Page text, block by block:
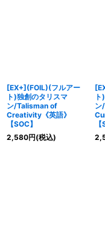
[EX+](FOIL)(フルアー
ト)独創のタリスマ
ン/Talisman of
Creativity《英語》
【SOC】
2,580円(税込)
ン